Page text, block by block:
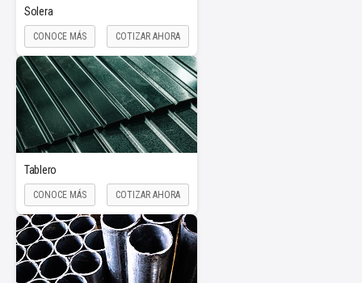
Solera
CONOCE MÁS COTIZAR AHORA
Tablero
CONOCE MÁS COTIZAR AHORA